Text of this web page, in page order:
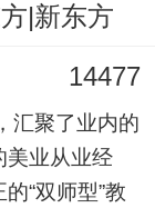
|新东方
14477
汇聚了业内的
美业从业经
“双师型”教